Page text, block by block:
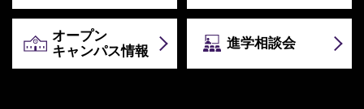
オープン
キャンパス情報
進学相談会